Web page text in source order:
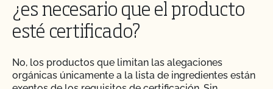
¿es necesario que el producto
esté certificado?
No, los productos que limitan las alegaciones
orgánicas únicamente a la lista de ingredientes están